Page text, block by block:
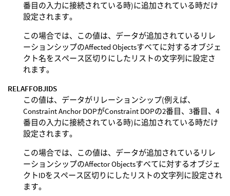
番目の入力に接続されている時)に追加されている時だけ
設定されます。
この場合では、この値は、データが追加されているリレ
ーションシップのAffected Objectsすべてに対するオブジェ
クト名をスペース区切りにしたリストの文字列に設定さ
れます。
RELAFFOBJIDS
この値は、データがリレーションシップ(例えば、
Constraint Anchor DOPがConstraint DOPの2番目、3番目、4
番目の入力に接続されている時)に追加されている時だけ
設定されます。
この場合では、この値は、データが追加されているリレ
ーションシップのAffector Objectsすべてに対するオブジェ
クトIDをスペース区切りにしたリストの文字列に設定され
ます。